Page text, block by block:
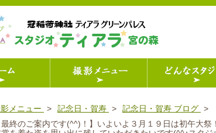
メニュー 記念日・賀寿
記念日・賀寿 ブログ
最終のご案内です(^^)！】いよいよ３月１９日は初午大